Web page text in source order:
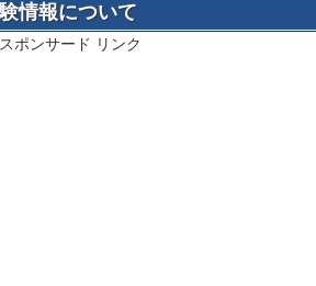
情報について
スポンサード リンク